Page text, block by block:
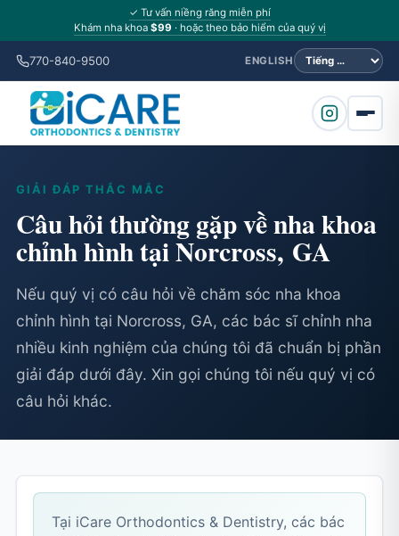
✓ Tư vấn niềng răng miễn phí
Khám nha khoa $99 · hoặc theo bảo hiểm của quý vị
770-840-9500 ENGLISH
GIẢI ĐÁP THẮC MẮC
Câu hỏi thường gặp về nha khoa
chỉnh hình tại Norcross, GA
Nếu quý vị có câu hỏi về chăm sóc nha khoa
chỉnh hình tại Norcross, GA, các bác sĩ chỉnh nha
nhiều kinh nghiệm của chúng tôi đã chuẩn bị phần
giải đáp dưới đây. Xin gọi chúng tôi nếu quý vị có
câu hỏi khác.
Tại iCare Orthodontics & Dentistry, các bác